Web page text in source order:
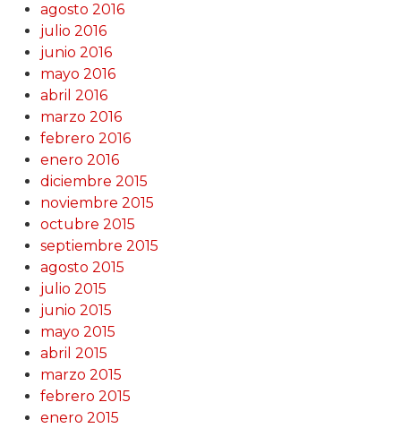
agosto 2016
julio 2016
junio 2016
mayo 2016
abril 2016
marzo 2016
febrero 2016
enero 2016
diciembre 2015
noviembre 2015
octubre 2015
septiembre 2015
agosto 2015
julio 2015
junio 2015
mayo 2015
abril 2015
marzo 2015
febrero 2015
enero 2015